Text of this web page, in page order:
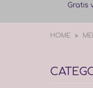
Gratis
HOME